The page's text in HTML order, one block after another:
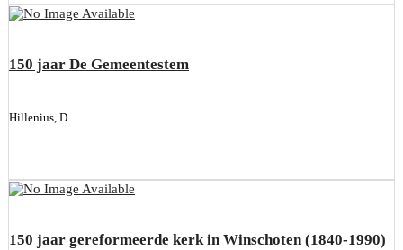
150 jaar De Gemeentestem
Hillenius, D.
150 jaar gereformeerde kerk in Winschoten (1840-1990)